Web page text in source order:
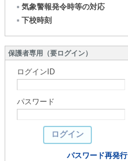
気象警報発令時等の対応
下校時刻
保護者専用（要ログイン）
ログインID
パスワード
パスワード再発行